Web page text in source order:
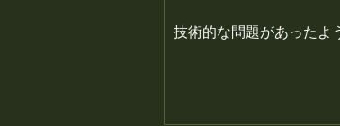
デー、焼き鳥半額です
酒屋 #鳥幸 #静岡
技術的な問題があったよ